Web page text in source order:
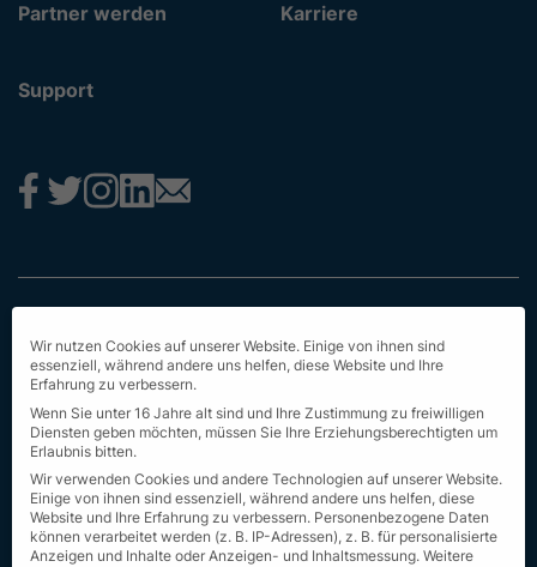
Partner werden Karriere
Support
Impressum
Datenschutz
AGB
Erstinformation
Nachhaltigkeit
Seit Sitemap
Wir nutzen Cookies auf unserer Website. Einige von ihnen sind
essenziell, während andere uns helfen, diese Website und Ihre
Erfahrung zu verbessern.
Wenn Sie unter 16 Jahre alt sind und Ihre Zustimmung zu freiwilligen
Diensten geben möchten, müssen Sie Ihre Erziehungsberechtigten um
Erlaubnis bitten.
Wir verwenden Cookies und andere Technologien auf unserer Website.
Einige von ihnen sind essenziell, während andere uns helfen, diese
Website und Ihre Erfahrung zu verbessern. Personenbezogene Daten
können verarbeitet werden (z. B. IP-Adressen), z. B. für personalisierte
Anzeigen und Inhalte oder Anzeigen- und Inhaltsmessung. Weitere